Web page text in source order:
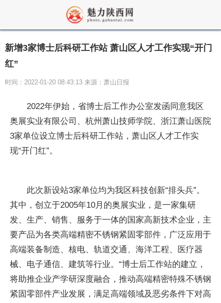
新增3家博士后科研工作站 萧山区人才工作实现“开门
红”
时间：2022-01-20 08:43:13 来源：萧山日报
2022年伊始，省博士后工作办公室发函同意我区
奥展实业有限公司、杭州萧山技师学院、浙江萧山医院
3家单位设立博士后科研工作站，萧山区人才工作实
现“开门红”。
此次新设站3家单位均为我区科技创新“排头兵”。
其中，创立于2005年10月的奥展实业，是一家集研
发、生产、销售、服务于一体的国家高新技术企业，主
要产品为各类高端精密不锈钢紧固零部件，广泛应用于
高端装备制造、核电、轨道交通、海洋工程、医疗器
械、电子通信、建筑等行业。“博士后工作站的建立，
将助推企业产学研深度融合，推动高端精密特殊不锈钢
紧固零部件产业发展，满足高端领域及恶劣条件下对高